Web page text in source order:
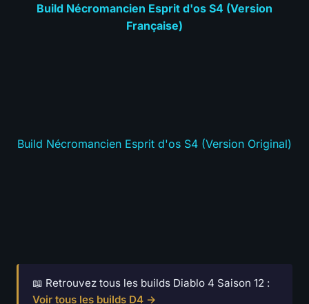
Build Nécromancien Esprit d'os S4 (Version
Française)
Build Nécromancien Esprit d'os S4 (Version Original)
📖 Retrouvez tous les builds Diablo 4 Saison 12 :
Voir tous les builds D4 →